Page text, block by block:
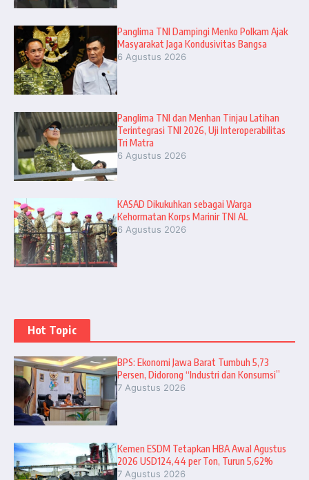
Panglima TNI Dampingi Menko Polkam Ajak
Masyarakat Jaga Kondusivitas Bangsa
6 Agustus 2026
Panglima TNI dan Menhan Tinjau Latihan
Terintegrasi TNI 2026, Uji Interoperabilitas
Tri Matra
6 Agustus 2026
KASAD Dikukuhkan sebagai Warga
Kehormatan Korps Marinir TNI AL
6 Agustus 2026
Hot Topic
BPS: Ekonomi Jawa Barat Tumbuh 5,73
Persen, Didorong “Industri dan Konsumsi”
7 Agustus 2026
Kemen ESDM Tetapkan HBA Awal Agustus
2026 USD124,44 per Ton, Turun 5,62%
7 Agustus 2026